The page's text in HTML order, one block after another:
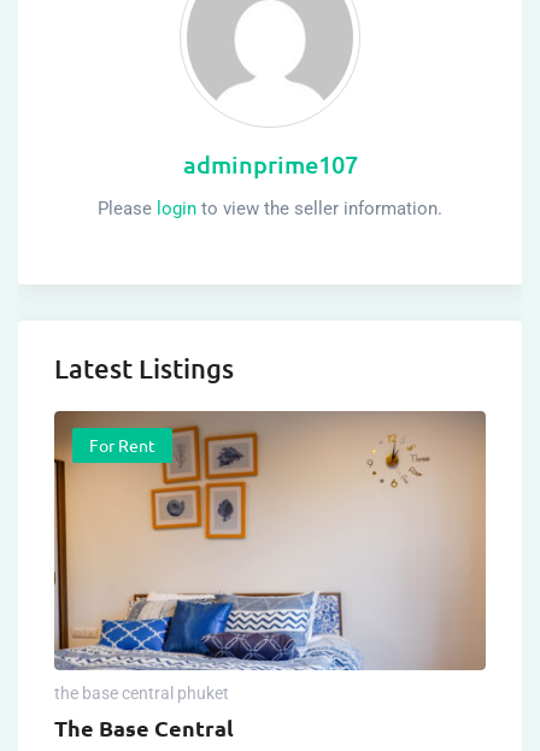
adminprime107
Please login to view the seller information.
Latest Listings
For Rent
the base central phuket
The Base Central